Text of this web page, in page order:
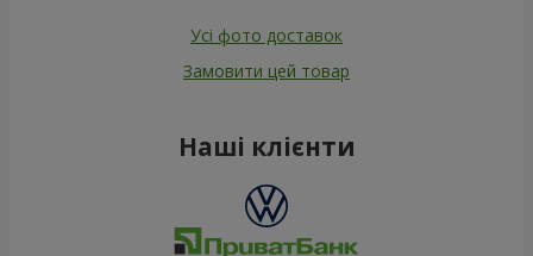
Усі фото доставок
Замовити цей товар
Наші клієнти